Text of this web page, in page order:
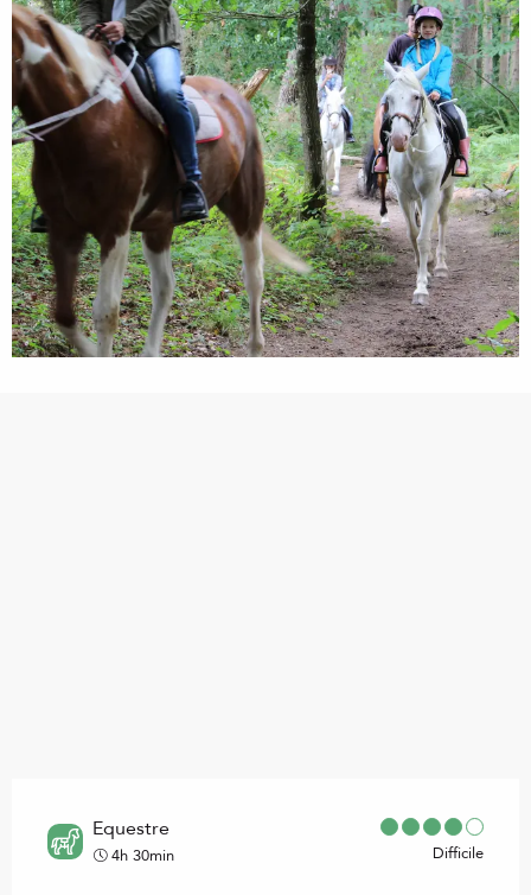
Equestre
4h 30min Difficile